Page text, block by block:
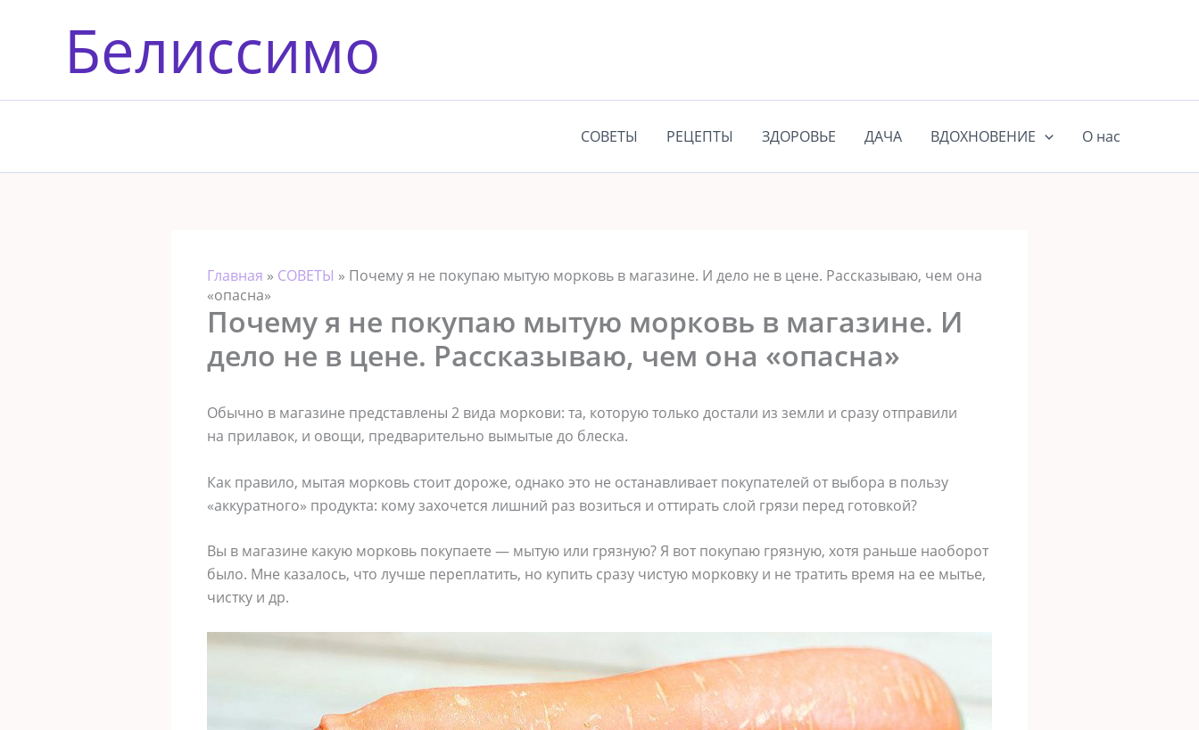
содержимомуБелиссимо
СОВЕТЫ РЕЦЕПТЫ ЗДОРОВЬЕ ДАЧА ВДОХНОВЕНИЕ О нас
Главная » СОВЕТЫ » Почему я не покупаю мытую морковь в магазине. И дело не в цене. Рассказываю, чем она
«опасна»
Почему я не покупаю мытую морковь в магазине. И
дело не в цене. Рассказываю, чем она «опасна»
Обычно в магазине представлены 2 вида моркови: та, которую только достали из земли и сразу отправили
на прилавок, и овощи, предварительно вымытые до блеска.
Как правило, мытая морковь стоит дороже, однако это не останавливает покупателей от выбора в пользу
«аккуратного» продукта: кому захочется лишний раз возиться и оттирать слой грязи перед готовкой?
Вы в магазине какую морковь покупаете — мытую или грязную? Я вот покупаю грязную, хотя раньше наоборот
было. Мне казалось, что лучше переплатить, но купить сразу чистую морковку и не тратить время на ее мытье,
чистку и др.